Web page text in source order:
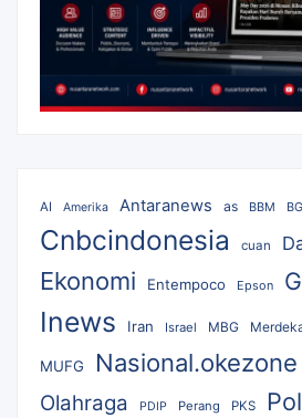
AI Amerika Antaranews as BBM
Cnbcindonesia cuan
Ekonomi Entempoco Epson
Inews Iran Israel MBG
MUFG Nasional.okezone
Olahraga PDIP Perang PKS